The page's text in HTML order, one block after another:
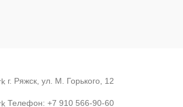
г. Ряжск, ул. М. Горького, 12
Телефон: +7 910 566-90-60